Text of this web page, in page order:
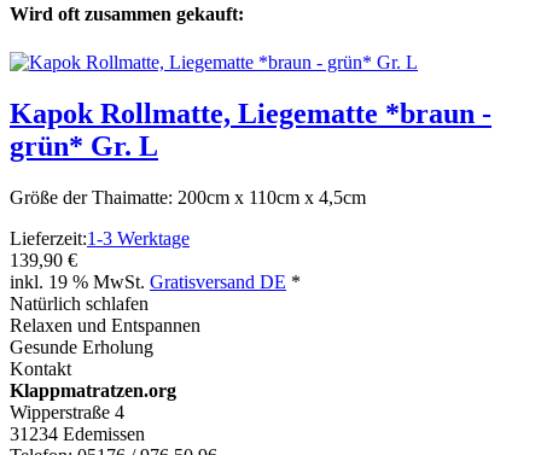
Wird oft zusammen gekauft:
Kapok Rollmatte, Liegematte *braun -
grün* Gr. L
Größe der Thaimatte: 200cm x 110cm x 4,5cm
Lieferzeit:1-3 Werktage
139,90 €
inkl. 19 % MwSt. Gratisversand DE *
Natürlich schlafen
Relaxen und Entspannen
Gesunde Erholung
Kontakt
Klappmatratzen.org
Wipperstraße 4
31234 Edemissen